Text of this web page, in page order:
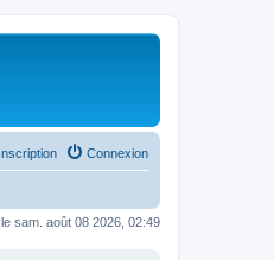
Connexion
Inscription
sam. août 08 2026, 02:49